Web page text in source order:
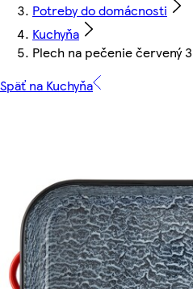
Potreby do domácnosti
Kuchyňa
Plech na pečenie červený
Späť na Kuchyňa